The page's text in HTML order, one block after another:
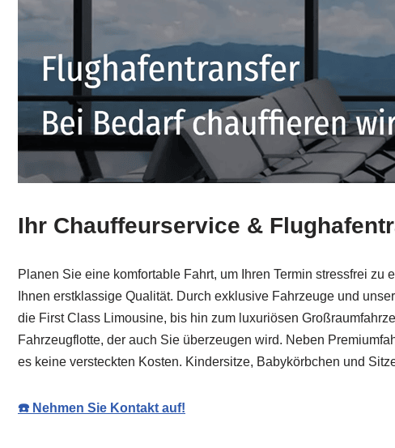
Ihr Chauffeurservice &
Planen Sie eine komfortable Fahrt, um Ihren Termin stressfrei
Ihnen erstklassige Qualität. Durch exklusive Fahrzeuge und
die First Class Limousine, bis hin zum luxuriösen
Fahrzeugflotte, der auch Sie überzeugen wird. Neben
es keine versteckten Kosten. Kindersitze, Babykörbchen und
☎️ Nehmen Sie Kontakt auf!